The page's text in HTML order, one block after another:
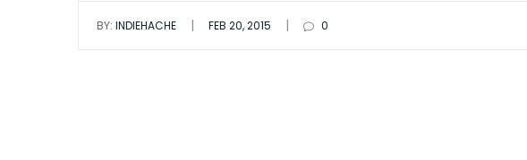
BY: INDIEHACHE | FEB 20, 2015 | 0